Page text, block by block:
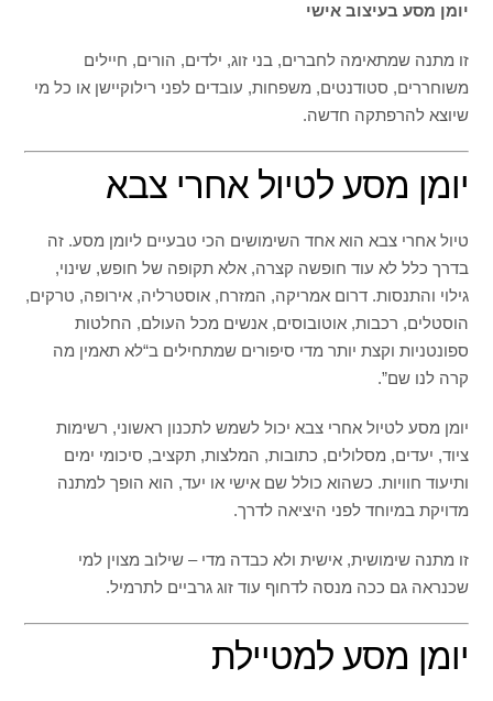
יומן מסע בעיצוב אישי
זו מתנה שמתאימה לחברים, בני זוג, ילדים, הורים, חיילים
משוחררים, סטודנטים, משפחות, עובדים לפני רילוקיישן או כל מי
שיוצא להרפתקה חדשה.
יומן מסע לטיול אחרי צבא
טיול אחרי צבא הוא אחד השימושים הכי טבעיים ליומן מסע. זה
בדרך כלל לא עוד חופשה קצרה, אלא תקופה של חופש, שינוי,
גילוי והתנסות. דרום אמריקה, המזרח, אוסטרליה, אירופה, טרקים,
הוסטלים, רכבות, אוטובוסים, אנשים מכל העולם, החלטות
ספונטניות וקצת יותר מדי סיפורים שמתחילים ב“לא תאמין מה
קרה לנו שם”.
יומן מסע לטיול אחרי צבא יכול לשמש לתכנון ראשוני, רשימות
ציוד, יעדים, מסלולים, כתובות, המלצות, תקציב, סיכומי ימים
ותיעוד חוויות. כשהוא כולל שם אישי או יעד, הוא הופך למתנה
מדויקת במיוחד לפני היציאה לדרך.
זו מתנה שימושית, אישית ולא כבדה מדי – שילוב מצוין למי
שכנראה גם ככה מנסה לדחוף עוד זוג גרביים לתרמיל.
יומן מסע למטיילת